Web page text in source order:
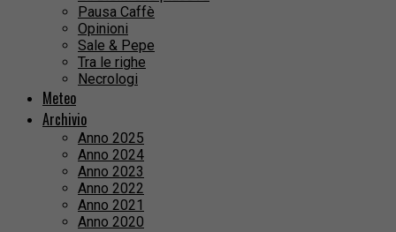
Pausa Caffè
Opinioni
Sale & Pepe
Tra le righe
Necrologi
Meteo
Archivio
Anno 2025
Anno 2024
Anno 2023
Anno 2022
Anno 2021
Anno 2020